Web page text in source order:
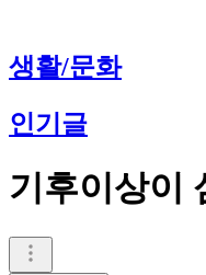
생활/문화
인기글
기후이상이